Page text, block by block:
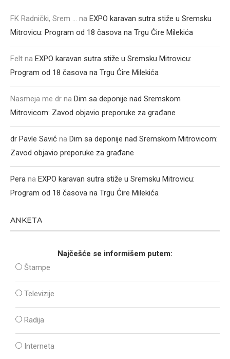
FK Radnički, Srem ... na EXPO karavan sutra stiže u Sremsku
Mitrovicu: Program od 18 časova na Trgu Ćire Milekića
Felt na EXPO karavan sutra stiže u Sremsku Mitrovicu:
Program od 18 časova na Trgu Ćire Milekića
Nasmeja me dr na Dim sa deponije nad Sremskom
Mitrovicom: Zavod objavio preporuke za građane
dr Pavle Savić na Dim sa deponije nad Sremskom Mitrovicom:
Zavod objavio preporuke za građane
Pera na EXPO karavan sutra stiže u Sremsku Mitrovicu:
Program od 18 časova na Trgu Ćire Milekića
ANKETA
Najčešće se informišem putem:
Štampe
Televizije
Radija
Interneta